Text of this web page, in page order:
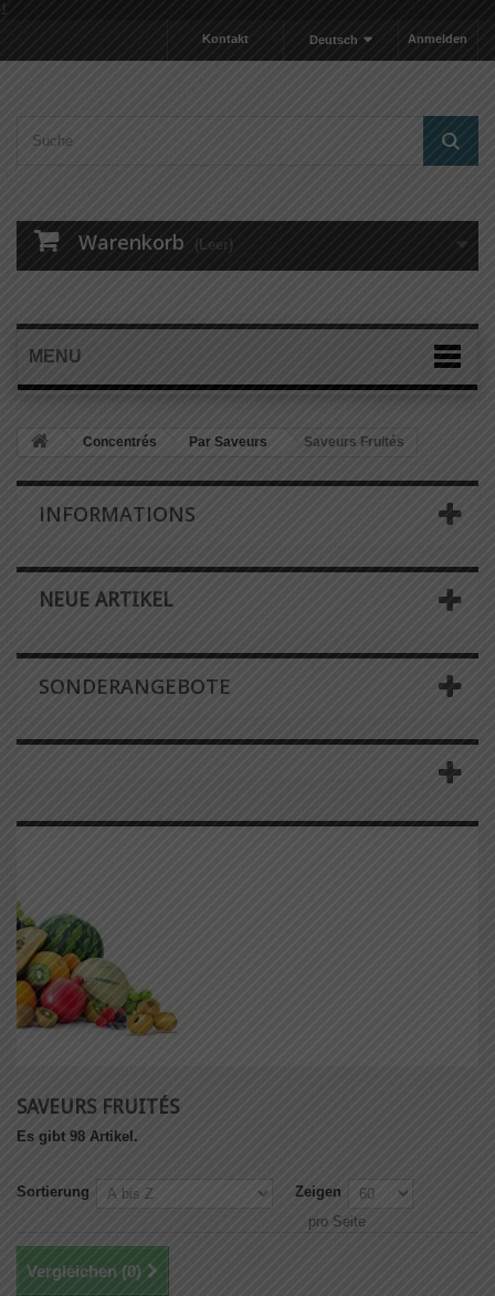
1
Anmelden
Deutsch
Kontakt
Warenkorb (Leer)
MENU
Concentrés Par Saveurs Saveurs Fruités
INFORMATIONS
NEUE ARTIKEL
SONDERANGEBOTE
SAVEURS FRUITÉS
Es gibt 98 Artikel.
Sortierung
Zeigen
pro Seite
Vergleichen (0)